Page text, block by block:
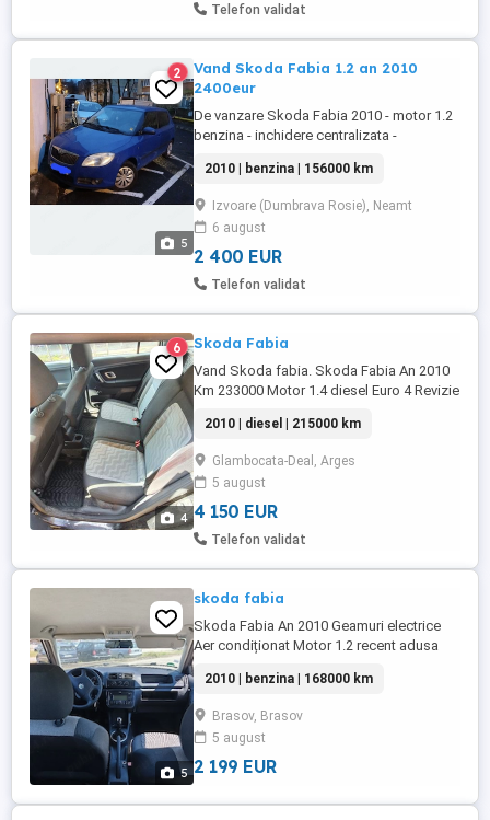
Telefon validat
5
2
Vand Skoda Fabia 1.2 an 2010
2400eur
De vanzare Skoda Fabia 2010 - motor 1.2
benzina - inchidere centralizata -
geamuri electrice fata - pilot automat -
oglinzi electrice si incalzite -Itp valabil
pana în vara Stare perfectă tehnic de
funcționare Masina a fost adusa din
Germania in 2021 unic proprietar ...
2010 | benzina | 156000 km
Izvoare (Dumbrava Rosie), Neamt
6 august
2 400 EUR
Telefon validat
4
6 Skoda Fabia
Vand Skoda fabia. Skoda Fabia An 2010
Km 233000 Motor 1.4 diesel Euro 4 Revizie
distributie, plăcute frână, ferodouri spate
Set anvelope vara cu jante aliaj + set
anvelope iarna cu jante de tablă senzori
parcare spate cârlig remorcare de fabrica
geamuri ...
2010 | diesel | 215000 km
Glambocata-Deal, Arges
5 august
4 150 EUR
Telefon validat
5
skoda fabia
Skoda Fabia An 2010 Geamuri electrice
Aer condiționat Motor 1.2 recent adusa
2010 | benzina | 168000 km
Brasov, Brasov
5 august
2 199 EUR